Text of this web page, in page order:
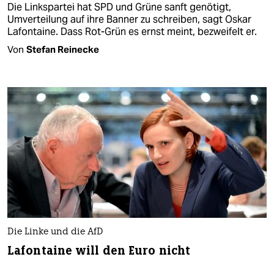
Die Linkspartei hat SPD und Grüne sanft genötigt,
Umverteilung auf ihre Banner zu schreiben, sagt Oskar
Lafontaine. Dass Rot-Grün es ernst meint, bezweifelt er.
Von Stefan Reinecke
Die Linke und die AfD
Lafontaine will den Euro nicht